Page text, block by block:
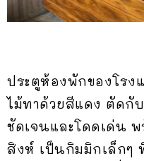
ประตูห้องพักของโรง
ไม้ทาด้วยสีแดง ตัดกั
ชัดเจนและโดดเด่น
สิงห์ เป็นกิมมิกเล็กๆ